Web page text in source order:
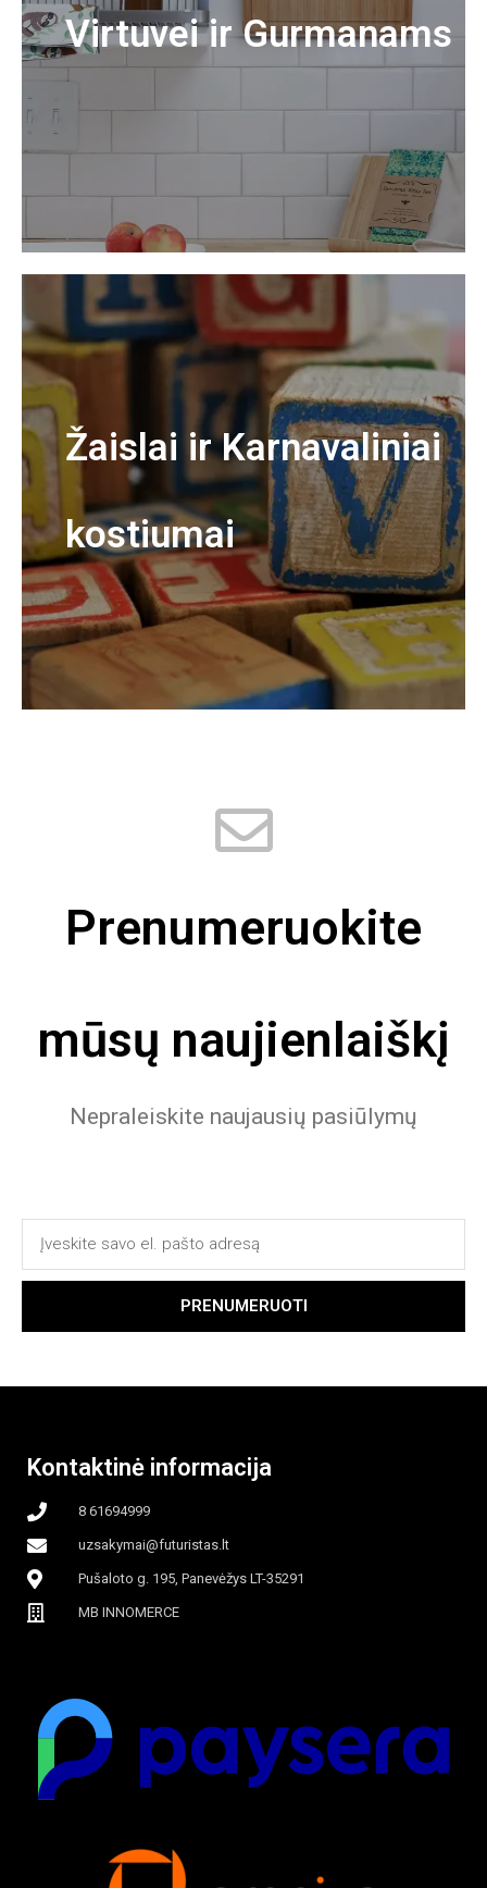
Virtuvei ir Gurmanams
Žaislai ir Karnavaliniai
kostiumai
Prenumeruokite
mūsų naujienlaiškį
Nepraleiskite naujausių pasiūlymų
PRENUMERUOTI
Kontaktinė informacija
8 61694999
uzsakymai@futuristas.lt
Pušaloto g. 195, Panevėžys LT-35291
MB INNOMERCE